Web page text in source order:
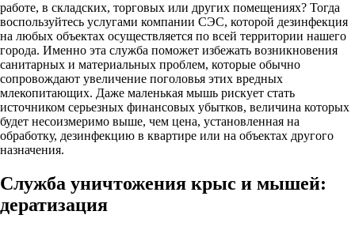
работе, в складских, торговых или других помещениях? Тогда
воспользуйтесь услугами компании СЭС, которой дезинфекция
на любых объектах осуществляется по всей территории нашего
города. Именно эта служба поможет избежать возникновения
санитарных и материальных проблем, которые обычно
сопровождают увеличение поголовья этих вредных
млекопитающих. Даже маленькая мышь рискует стать
источником серьезных финансовых убытков, величина которых
будет несоизмеримо выше, чем цена, установленная на
обработку, дезинфекцию в квартире или на объектах другого
назначения.
Служба уничтожения крыс и мышей:
дератизация